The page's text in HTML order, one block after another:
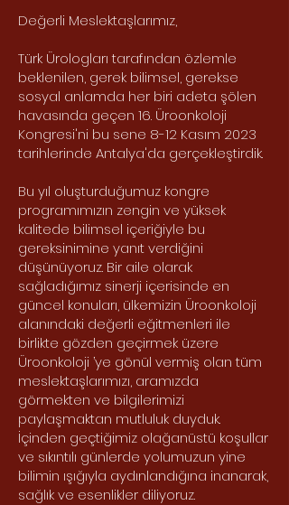
Değerli Meslektaşlarımız,
Türk Ürologları tarafından özlemle
beklenilen, gerek bilimsel, gerekse
sosyal anlamda her biri adeta şölen
havasında geçen 16. Üroonkoloji
Kongresi'ni bu sene 8-12 Kasım 2023
tarihlerinde Antalya'da gerçekleştirdik.
Bu yıl oluşturduğumuz kongre
programımızın zengin ve yüksek
kalitede bilimsel içeriğiyle bu
gereksinimine yanıt verdiğini
düşünüyoruz. Bir aile olarak
sağladığımız sinerji içerisinde en
güncel konuları, ülkemizin Üroonkoloji
alanındaki değerli eğitmenleri ile
birlikte gözden geçirmek üzere
Üroonkoloji ’ye gönül vermiş olan tüm
meslektaşlarımızı, aramızda
görmekten ve bilgilerimizi
paylaşmaktan mutluluk duyduk.
İçinden geçtiğimiz olağanüstü koşullar
ve sıkıntılı günlerde yolumuzun yine
bilimin ışığıyla aydınlandığına inanarak,
sağlık ve esenlikler diliyoruz.